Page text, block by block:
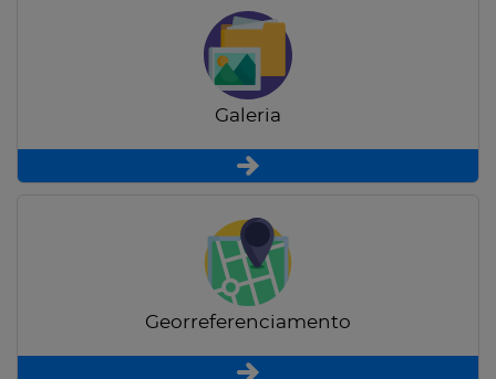
Galeria
Georreferenciamento